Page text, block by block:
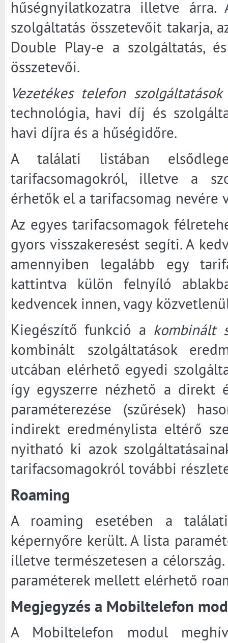
hűségnyilatkozatra illetve
szolgáltatás összetevőit takarja,
Double Play-e a szolgáltatás,
összetevői.
Vezetékes telefon szolgáltatások
technológia, havi díj és
havi díjra és a hűségidőre.
A találati listában
tarifacsomagokról, illetve a
érhetők el a tarifacsomag nevére
Az egyes tarifacsomagok
gyors visszakeresést segíti. A
amennyiben legalább egy
kattintva külön felnyíló
kedvencek innen, vagy
Kiegészítő funkció a kombinált
kombinált szolgáltatások
utcában elérhető egyedi
így egyszerre nézhető a
paraméterezése (szűrések)
indirekt eredménylista eltérő
nyitható ki azok
tarifacsomagokról további
Roaming
A roaming esetében a
képernyőre került. A lista
illetve természetesen a
paraméterek mellett elérhető
Megjegyzés a Mobiltelefon
A Mobiltelefon modul